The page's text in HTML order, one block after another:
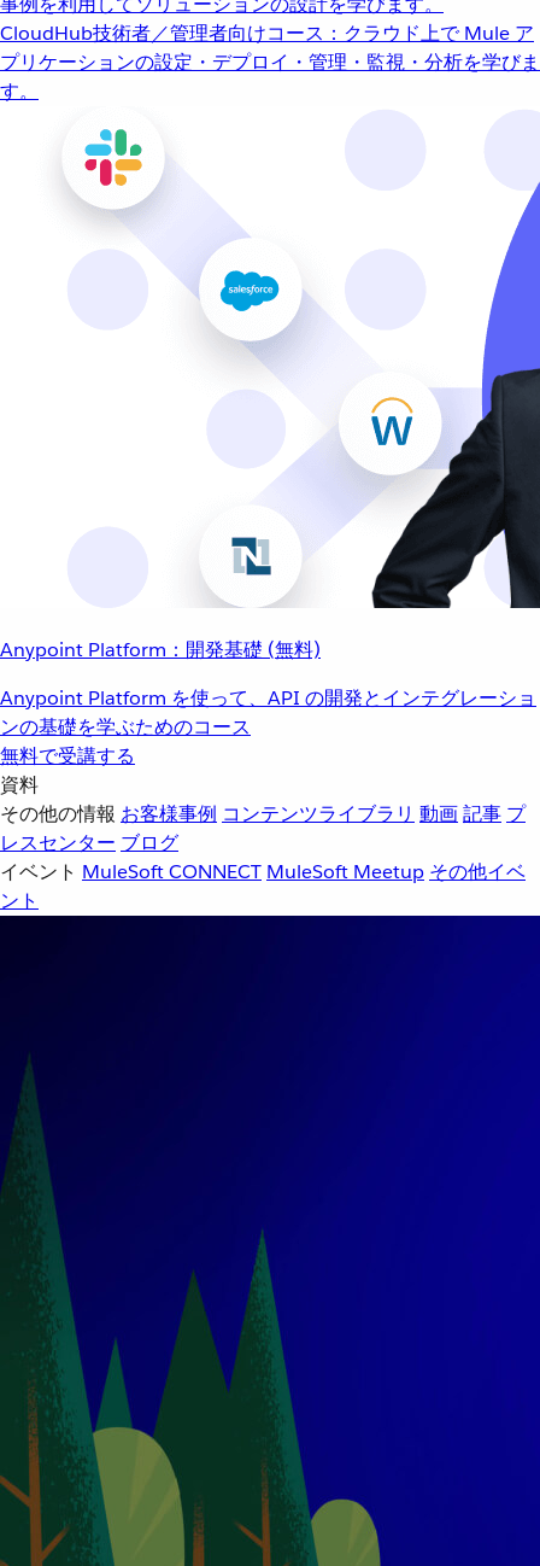
CloudHub技術者／管理者向けコース：クラウド上で Mule ア
プリケーションの設定・デプロイ・管理・監視・分析を学びま
す。
Anypoint Platform：開発基礎 (無料)
Anypoint Platform を使って、API の開発とインテグレーショ
ンの基礎を学ぶためのコース
無料で受講する
資料
その他の情報 お客様事例 コンテンツライブラリ 動画記事 プ
レスセンター ブログ
イベント MuleSoft CONNECT MuleSoft Meetup その他イベ
ント